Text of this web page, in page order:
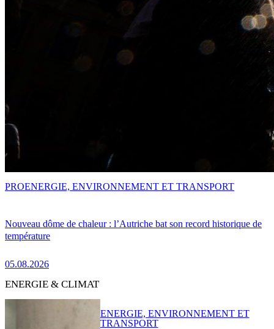
Nouveau dôme de chaleur : l’Autriche bat son record historique de
température
05.08.2026
PROENERGIE, ENVIRONNEMENT ET TRANSPORT
ENERGIE & CLIMAT
ENERGIE, ENVIRONNEMENT ET
TRANSPORT